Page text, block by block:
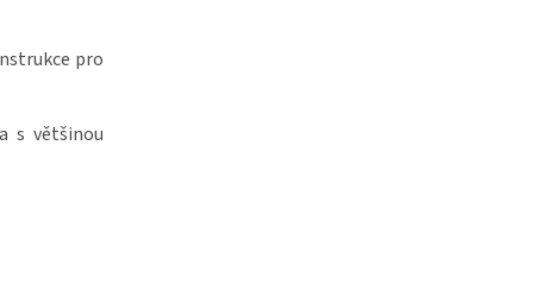
pro
s většinou